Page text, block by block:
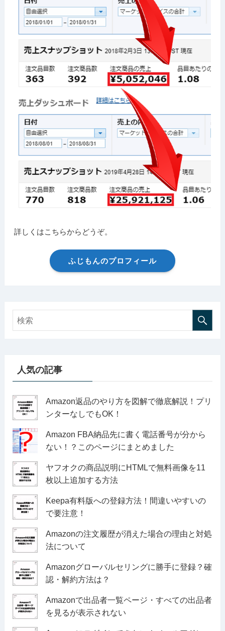
詳しくはこちらからどうぞ。
ふじもんのプロフィール
人気の記事
Amazon返品のやり方を図解で徹底解説！プリ
ンターなしでもOK！
Amazon FBA納品先に書く電話番号が分から
ない！？このページにまとめました
ヤフオクの商品説明にHTMLで無料画像を11
枚以上追加する方法
Keepa有料版への登録方法！間違いやすいの
で要注意！
Amazonの注文履歴が消えた場合の理由と対処
法について
Amazonグローバルセリングに勝手に登録？確
認・解約方法は？
Amazonで出品者一覧ページ・すべての出品者
を見るが表示されない